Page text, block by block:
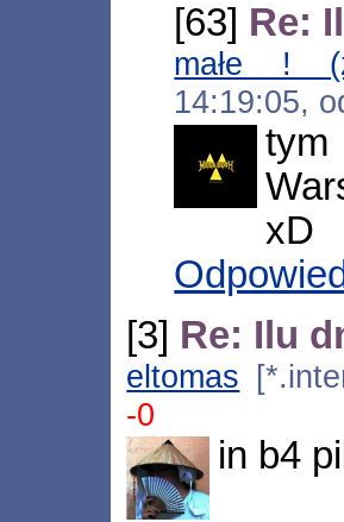
[63] Re:
małe !
14:19:05,
xD
[3] Re: Ilu
eltomas
-0
in b4